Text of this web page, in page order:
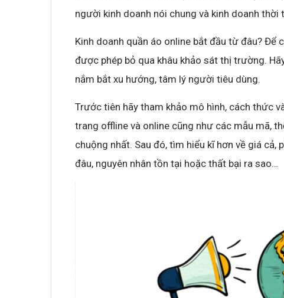
người kinh doanh nói chung và kinh doanh thời
Kinh doanh quần áo online bắt đầu từ đâu?
được phép bỏ qua khâu khảo sát thị trường.
nắm bắt xu hướng, tâm lý người tiêu dùng.
Trước tiên hãy tham khảo mô hình, cách thức
trang offline và online cũng như các mẫu mã,
chuộng nhất. Sau đó, tìm hiểu kĩ hơn về giá
đâu, nguyên nhân tồn tại hoặc thất bại ra sao…